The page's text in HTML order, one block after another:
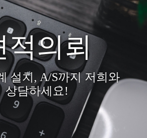
적의뢰
설치, A/S까지 저희와
상담하세요!